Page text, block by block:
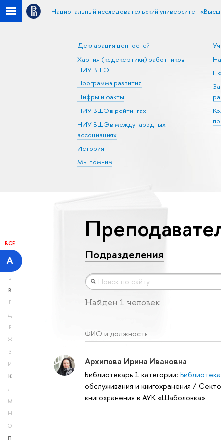
Национальный исследовательский университет
Декларация ценностей
Хартия (кодекс этики) работников
НИУ ВШЭ
Программа развития
Цифры и факты
НИУ ВШЭ в рейтингах
НИУ ВШЭ в международных
ассоциациях
История
Мы помним
ВСЕ
А
Б
В
Г
Д
Е
Ж
З
И
К
Л
М
Н
О
П
Подразделения
Найден 1 человек
ФИО и должность
Архипова Ирина Ивановна
Библиотекарь 1 категории: Библиотека
обслуживания и книгохранения /
книгохранения в АУК «Шаболовка»